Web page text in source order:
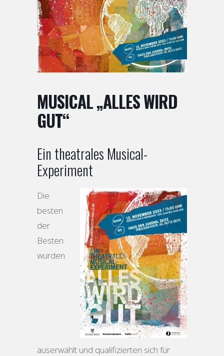
MUSICAL „ALLES WIRD
GUT“
Ein theatrales Musical-
Experiment
Die
besten
der
Besten
wurden
auserwählt und qualifizierten sich für